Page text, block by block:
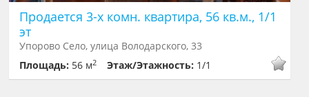
Продается 3-х комн. квартира, 56 кв.м., 1/1
эт
Упорово Село, улица Володарского, 33
Площадь: 56 м2 Этаж/Этажность: 1/1